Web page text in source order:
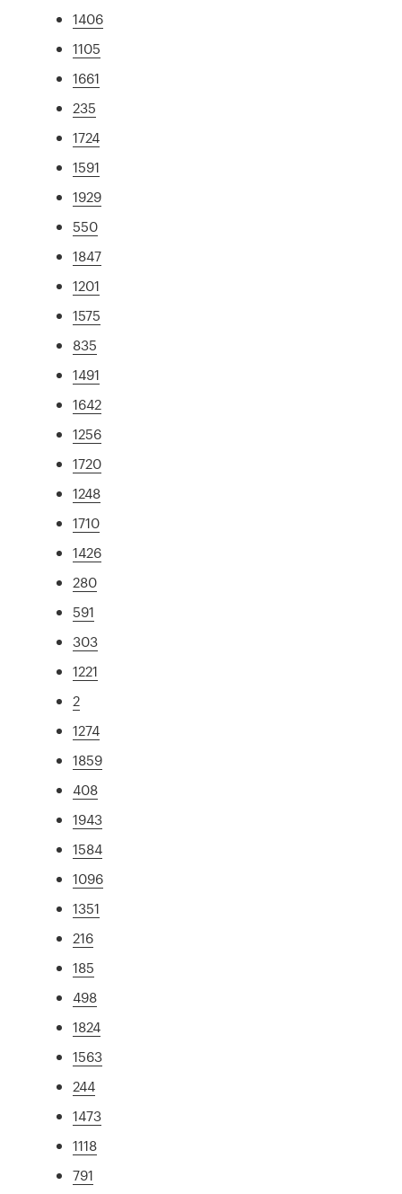
1406
1105
1661
235
1724
1591
1929
550
1847
1201
1575
835
1491
1642
1256
1720
1248
1710
1426
280
591
303
1221
2
1274
1859
408
1943
1584
1096
1351
216
185
498
1824
1563
244
1473
1118
791